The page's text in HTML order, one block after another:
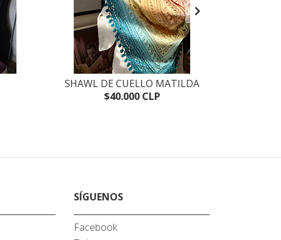
SHAWL DE CUELLO MATILDA
$40.000 CLP
SÍGUENOS
Facebook